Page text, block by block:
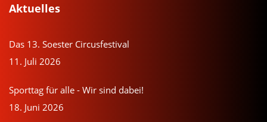
Aktuelles
Das 13. Soester Circusfestival
11. Juli 2026
Sporttag für alle - Wir sind dabei!
18. Juni 2026